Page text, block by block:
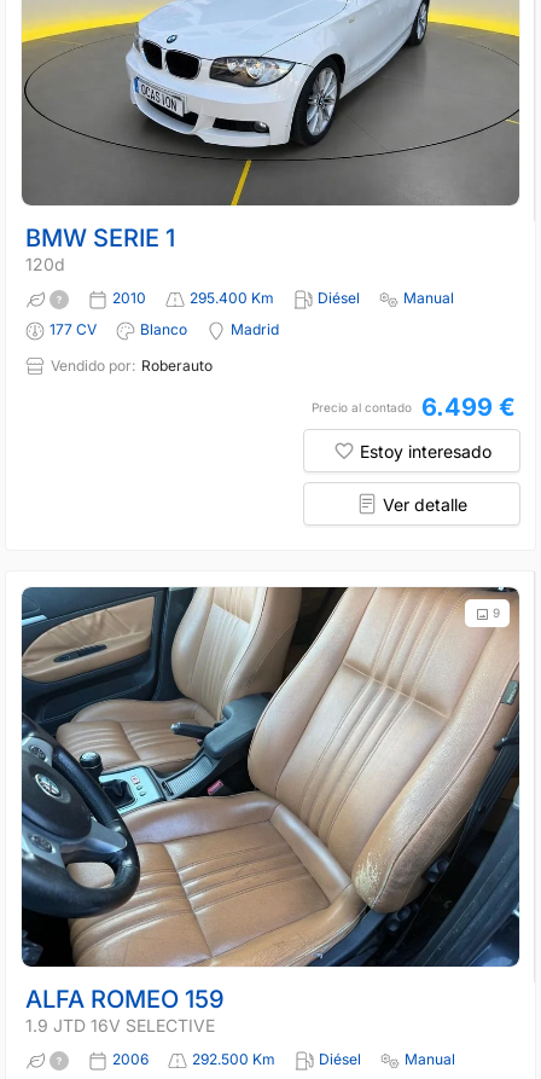
BMW SERIE 1
120d
2010 295.400 Km Diésel
Manual
177 CV
Blanco
Madrid
Vendido por: Roberauto
Precio al contado 6.499 €
Estoy interesado
Ver detalle
9
ALFA ROMEO 159
1.9 JTD 16V SELECTIVE
2006 292.500 Km Diésel
Manual